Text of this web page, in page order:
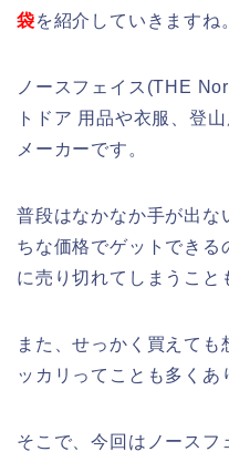
袋を紹介していきますね
ノースフェイス(THE
トドア 用品や衣服、登
メーカーです。
普段はなかなか手が出な
ちな価格でゲットできる
に売り切れてしまうこと
また、せっかく買えて
ッカリってことも多くあ
そこで、今回はノース